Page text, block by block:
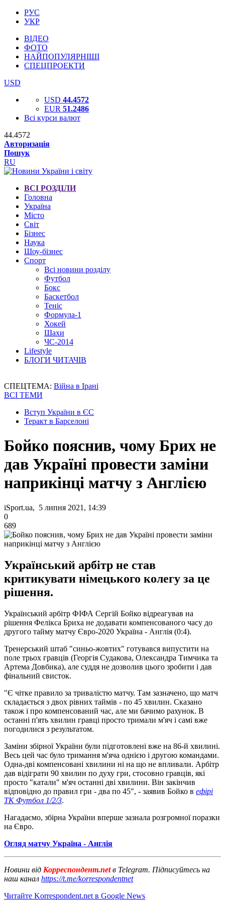
РУС
УКР
ВІДЕО
ФОТО
НАЙПОПУЛЯРНІШІ
СПЕЦПРОЕКТИ
USD
USD 44.4572
EUR 51.2486
Всі курси валют
44.4572
Авторизація
Пошук
RU
ВСІ РОЗДІЛИ
Головна
Україна
Місто
Світ
Бізнес
Наука
Шоу-бізнес
Спорт
Всі новини розділу
Футбол
Бокс
Баскетбол
Теніс
Формула-1
Хокей
Шахи
ЧС-2014
Lifestyle
БЛОГИ ЧИТАЧІВ
СПЕЦТЕМА: Війна в Ірані
ВСІ ТЕМИ
Вступ України в ЄС
Теракт в Барселоні
Бойко пояснив, чому Брих не
дав Україні провести заміни
наприкінці матчу з Англією
iSport.ua, 5 липня 2021, 14:39
0
689
Український арбітр не став
критикувати німецького колегу за це
рішення.
Український арбітр ФІФА Сергій Бойко відреагував на
рішення Фелікса Бриха не додавати компенсованого часу до
другого тайму матчу Євро-2020 Україна - Англія (0:4).
Тренерський штаб "синьо-жовтих" готувався випустити на
поле трьох гравців (Георгія Судакова, Олександра Тимчика та
Артема Довбика), але суддя не дозволив цього зробити і дав
фінальний свисток.
"Є чітке правило за тривалістю матчу. Там зазначено, що матч
складається з двох рівних таймів - по 45 хвилин. Сказано
також і про компенсований час, але ми бачимо рахунок. В
останні п'ять хвилин гравці просто тримали м'яч і самі вже
погодилися з результатом.
Заміни збірної України були підготовлені вже на 86-й хвилині.
Весь цей час було тримання м'яча однією і другою командами.
Одна-дві компенсовані хвилини ні на що не впливали. Арбітр
дав відіграти 90 хвилин по духу гри, стосовно гравців, які
просто "катали" м'яч останні дві хвилини. Він закінчив
відповідно до правил гри - два по 45", - заявив Бойко в ефірі
ТК Футбол 1/2/3.
Нагадаємо, збірна України вперше зазнала розгромної поразки
на Євро.
Огляд матчу Україна - Англія
Новини від Корреспондент.netв Telegram. Підписуйтесь на
наш канал https://t.me/korrespondentnet
Читайте Korrespondent.net в Google News